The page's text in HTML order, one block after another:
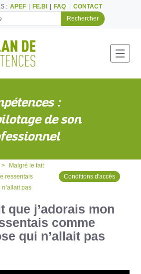
: APEF FE.BI FAQ CONTACT
:
de son
Malgré le fait
ressentais
pas
Conditions d'accès
que j’adorais mon
comme
qui n’allait pas